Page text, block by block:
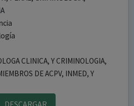
CLINICA, Y CRIMINOLOGIA,
DE ACPV, INMED, Y
DESCARGAR